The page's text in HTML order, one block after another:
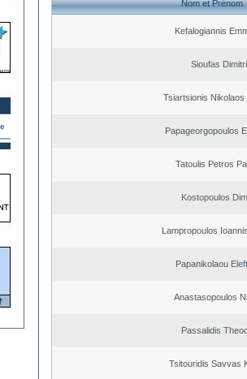
Nom et Prénom
Kefalogiannis
Sioufas
Tsiartsionis Nikolaos
Papageorgopoulos
Tatoulis Petros
Kostopoulos
Lampropoulos
Papanikolaou
Anastasopoulos
Passalidis
Tsitouridis Savvas